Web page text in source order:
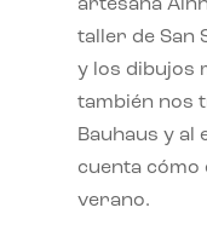
artesana
taller de San
y los dibujos
también nos
Bauhaus y al
cuenta cómo
verano.